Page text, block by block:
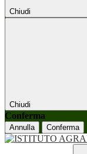
Chiudi
Chiudi
Conferma
Annulla Conferma